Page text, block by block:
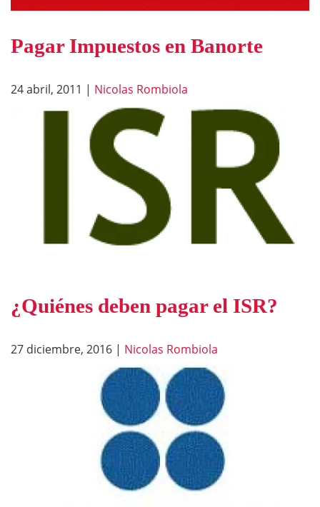
Pagar Impuestos en Banorte
24 abril, 2011 | Nicolas Rombiola
¿Quiénes deben pagar el ISR?
27 diciembre, 2016 | Nicolas Rombiola